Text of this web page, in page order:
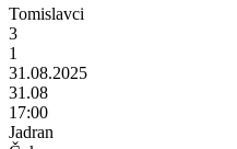
Tomislavci
3
1
31.08.2025
31.08
17:00
Jadran